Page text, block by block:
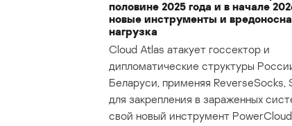
половине 2025 года и в начале
новые инструменты и
нагрузка
Cloud Atlas атакует госсектор и
дипломатические структуры
Беларуси, применяя ReverseSocks,
для закрепления в зараженных
свой новый инструмент